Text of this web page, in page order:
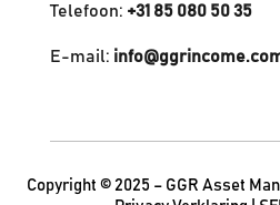
Telefoon: +31 85 080 50 35
E-mail:
Copyright © 2025 – GGR Asset